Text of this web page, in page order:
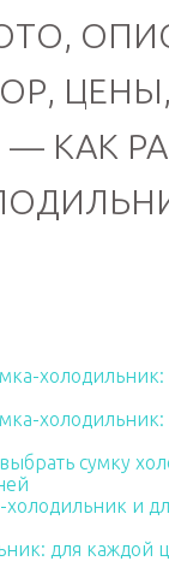
ЦЕНЫ,
КАК
сумку
холодильник и
для каждой